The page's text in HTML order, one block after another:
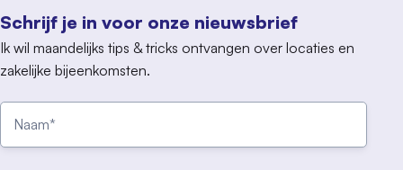
Schrijf je in voor onze nieuwsbrief
Ik wil maandelijks tips & tricks ontvangen over locaties en
zakelijke bijeenkomsten.